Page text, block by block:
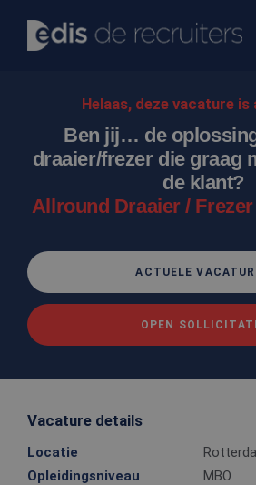
Helaas, deze vacature is
Ben jij… de
draaier/frezer die graag
de klant?
Allround Draaier /
ACTUELE
OPEN
Vacature details
Locatie
Opleidingsniveau
MBO